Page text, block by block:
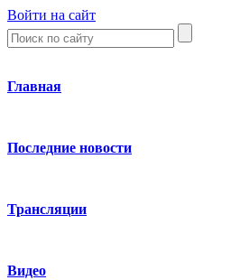
Войти на сайт
Главная
Последние новости
Трансляции
Видео